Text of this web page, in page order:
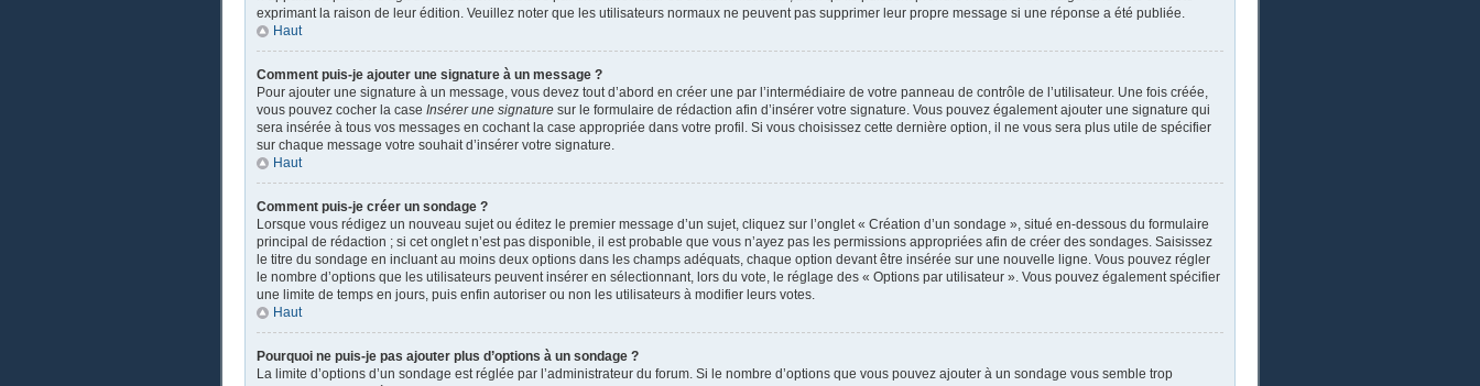
exprimant la raison de leur édition. Veuillez noter que les utilisateurs normaux ne peuvent pas supprimer leur propre message si une réponse a été publiée.
Haut
Comment puis-je ajouter une signature à un message ?
Pour ajouter une signature à un message, vous devez tout d’abord en créer une par l’intermédiaire de votre panneau de contrôle de l’utilisateur. Une fois créée,
vous pouvez cocher la case Insérer une signature sur le formulaire de rédaction afin d’insérer votre signature. Vous pouvez également ajouter une signature qui
sera insérée à tous vos messages en cochant la case appropriée dans votre profil. Si vous choisissez cette dernière option, il ne vous sera plus utile de spécifier
sur chaque message votre souhait d’insérer votre signature.
Haut
Comment puis-je créer un sondage ?
Lorsque vous rédigez un nouveau sujet ou éditez le premier message d’un sujet, cliquez sur l’onglet « Création d’un sondage », situé en-dessous du formulaire
principal de rédaction ; si cet onglet n’est pas disponible, il est probable que vous n’ayez pas les permissions appropriées afin de créer des sondages. Saisissez
le titre du sondage en incluant au moins deux options dans les champs adéquats, chaque option devant être insérée sur une nouvelle ligne. Vous pouvez régler
le nombre d’options que les utilisateurs peuvent insérer en sélectionnant, lors du vote, le réglage des « Options par utilisateur ». Vous pouvez également spécifier
une limite de temps en jours, puis enfin autoriser ou non les utilisateurs à modifier leurs votes.
Haut
Pourquoi ne puis-je pas ajouter plus d’options à un sondage ?
La limite d’options d’un sondage est réglée par l’administrateur du forum. Si le nombre d’options que vous pouvez ajouter à un sondage vous semble trop